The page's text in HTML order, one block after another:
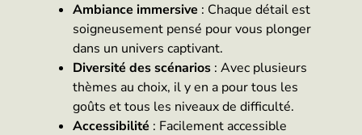
Ambiance immersive : Chaque détail est
soigneusement pensé pour vous plonger
dans un univers captivant.
Diversité des scénarios : Avec plusieurs
thèmes au choix, il y en a pour tous les
goûts et tous les niveaux de difficulté.
Accessibilité : Facilement accessible